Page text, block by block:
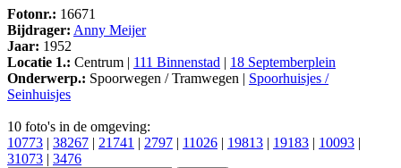
Fotonr.: 16671
Bijdrager: Anny Meijer
Jaar: 1952
Locatie 1.: Centrum | 111 Binnenstad | 18 Septemberplein
Onderwerp.: Spoorwegen / Tramwegen | Spoorhuisjes /
Seinhuisjes
10 foto's in de omgeving:
10773 | 38267 | 21741 | 2797 | 11026 | 19813 | 19183 | 10093 |
31073 | 3476